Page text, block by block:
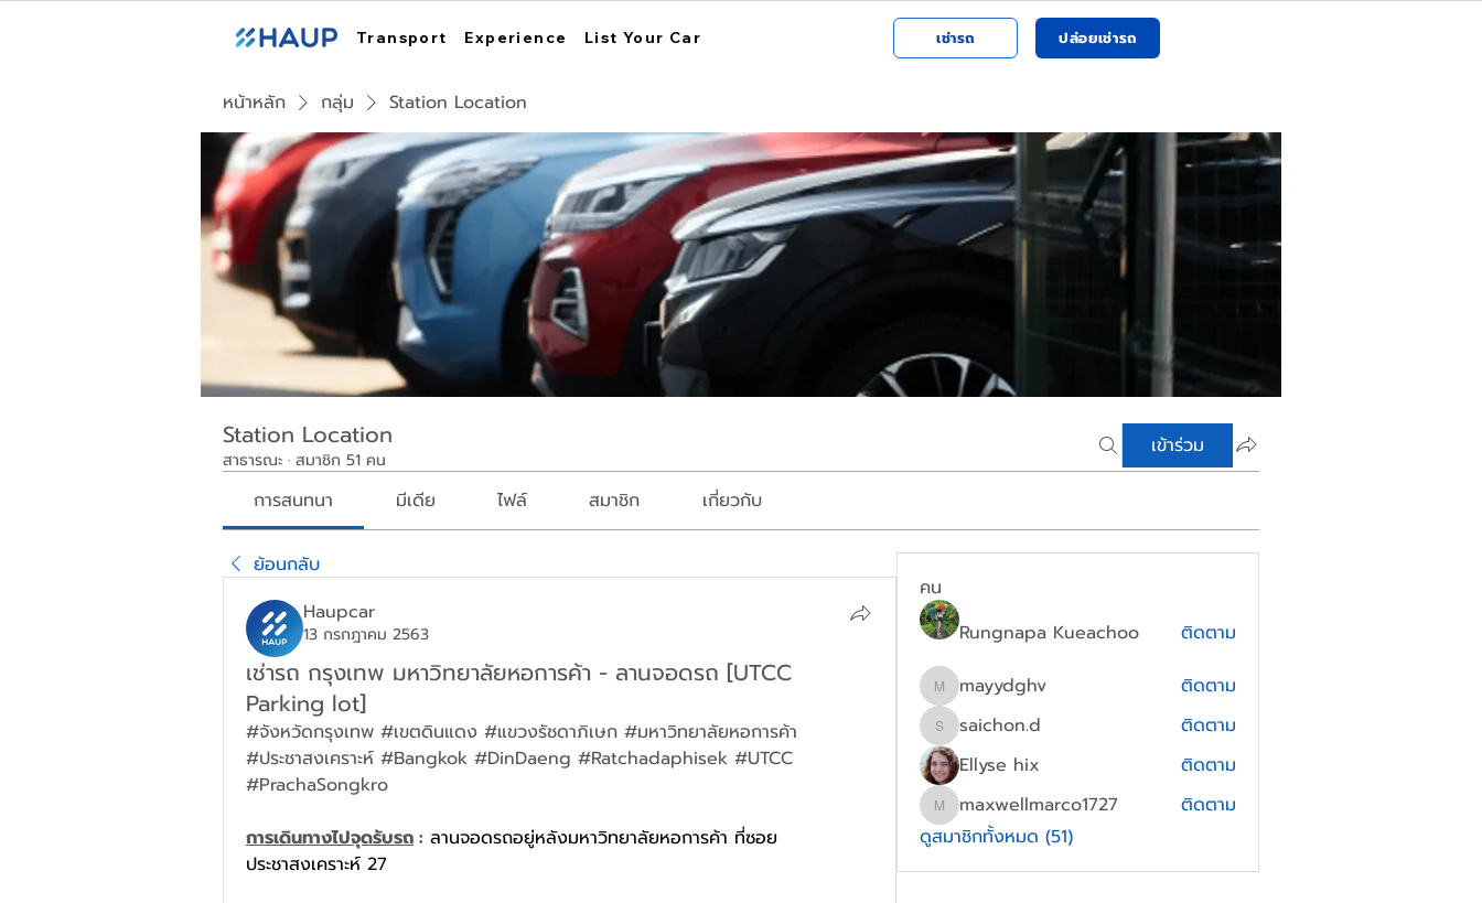
Transport Experience List Your Car เช่ารถ ปล่อยเช่ารถ
หน้าหลัก กลุ่ม Station Location
Station Location
สาธารณะ · สมาชิก 51 คน
เข้าร่วม
การสนทนา มีเดีย ไฟล์ สมาชิก เกี่ยวกับ
ย้อนกลับ
Haupcar
13 กรกฎาคม 2563
เช่ารถ กรุงเทพ มหาวิทยาลัยหอการค้า - ลานจอดรถ [UTCC
Parking lot]
#จังหวัดกรุงเทพ #เขตดินแดง #แขวงรัชดาภิเษก #มหาวิทยาลัยหอการค้า
#ประชาสงเคราะห์ #Bangkok #DinDaeng #Ratchadaphisek #UTCC
#PrachaSongkro
การเดินทางไปจุดรับรถ : ลานจอดรถอยู่หลังมหาวิทยาลัยหอการค้า ที่ซอย
ประชาสงเคราะห์ 27
คน
Rungnapa Kueachoo
ติดตาม
mayydghv
mayydghv ติดตาม
saichon.d
saichon.d
ติดตาม
Ellyse hix
ติดตาม
maxwellmarco1727
maxwellmarco1727
ติดตาม
ดูสมาชิกทั้งหมด (51)